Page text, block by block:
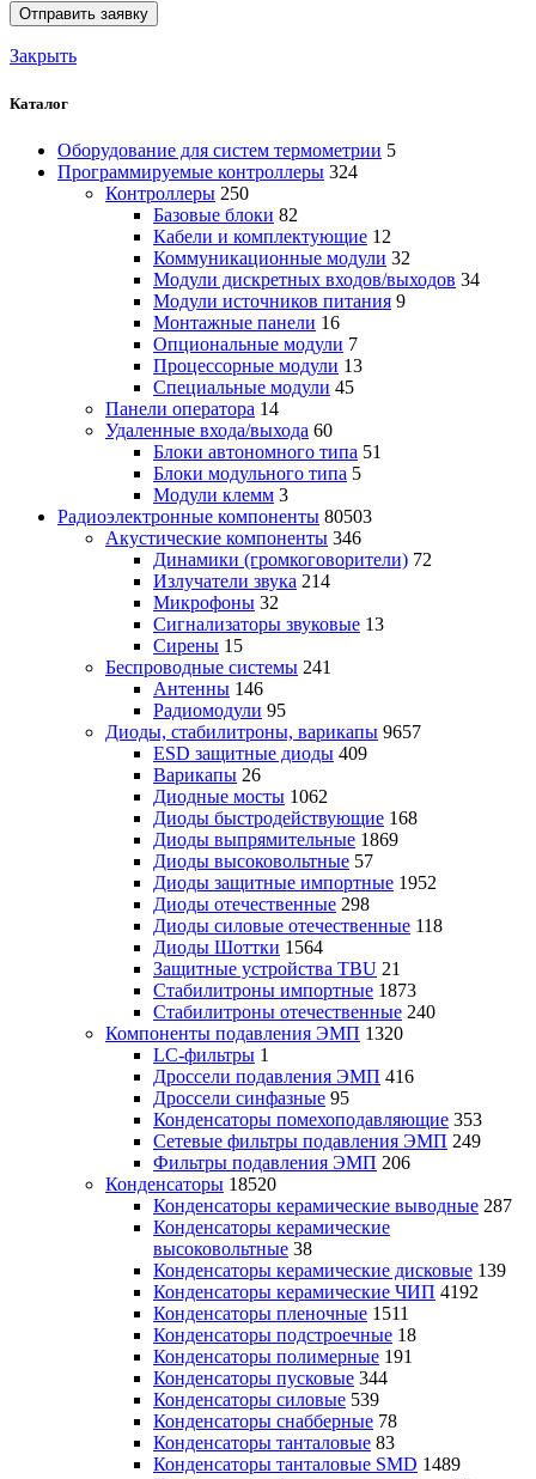
Закрыть
Каталог
Оборудование для систем термометрии 5
Программируемые контроллеры 324
Контроллеры 250
Базовые блоки 82
Кабели и комплектующие 12
Коммуникационные модули 32
Модули дискретных входов/выходов 34
Модули источников питания 9
Монтажные панели 16
Опциональные модули 7
Процессорные модули 13
Специальные модули 45
Панели оператора 14
Удаленные входа/выхода 60
Блоки автономного типа 51
Блоки модульного типа 5
Модули клемм 3
Радиоэлектронные компоненты 80503
Акустические компоненты 346
Динамики (громкоговорители) 72
Излучатели звука 214
Микрофоны 32
Сигнализаторы звуковые 13
Сирены 15
Беспроводные системы 241
Антенны 146
Радиомодули 95
Диоды, стабилитроны, варикапы 9657
ESD защитные диоды 409
Варикапы 26
Диодные мосты 1062
Диоды быстродействующие 168
Диоды выпрямительные 1869
Диоды высоковольтные 57
Диоды защитные импортные 1952
Диоды отечественные 298
Диоды силовые отечественные 118
Диоды Шоттки 1564
Защитные устройства TBU 21
Стабилитроны импортные 1873
Стабилитроны отечественные 240
Компоненты подавления ЭМП 1320
LC-фильтры 1
Дроссели подавления ЭМП 416
Дроссели синфазные 95
Конденсаторы помехоподавляющие 353
Сетевые фильтры подавления ЭМП 249
Фильтры подавления ЭМП 206
Конденсаторы 18520
Конденсаторы керамические выводные 287
Конденсаторы керамические
высоковольтные 38
Конденсаторы керамические дисковые 139
Конденсаторы керамические ЧИП 4192
Конденсаторы пленочные 1511
Конденсаторы подстроечные 18
Конденсаторы полимерные 191
Конденсаторы пусковые 344
Конденсаторы силовые 539
Конденсаторы снабберные 78
Конденсаторы танталовые 83
Конденсаторы танталовые SMD 1489